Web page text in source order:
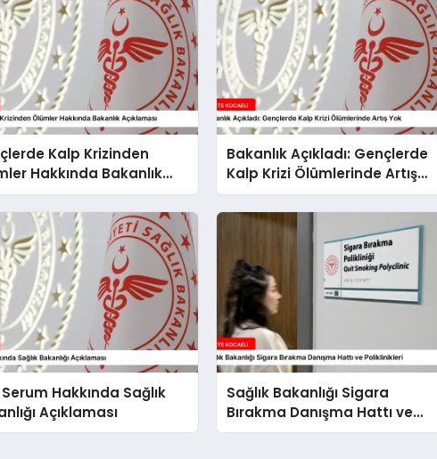
Kalp Krizinden
Hakkında Bakanlık
Bakanlık Açıkladı: Gençlerde
Kalp Krizi Ölümlerinde Artış
Yok
Serum Hakkında Sağlık
Açıklaması
Sağlık Bakanlığı Sigara
Bırakma Danışma Hattı ve
Poliklinikleri